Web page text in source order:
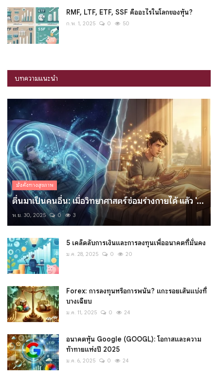
RMF, LTF, ETF, SSF คืออะไรในโลกของหุ้น?
ก.พ. 1, 2025 0 50
บทความแนะนำ
มั่งคั่งทางสุขภาพ
ตื่นมาเป็นคนอื่น: เมื่อวิทยาศาสตร์ซ่อมร่างกายได้ แล้ว '...
พ.ย. 30, 2025 0 3
5 เคล็ดลับการเงินและการลงทุนเพื่ออนาคตที่มั่นคง
ม.ค. 28, 2025 0 20
Forex: การลงทุนหรือการพนัน? แกะรอยเส้นแบ่งที่
บางเฉียบ
ม.ค. 11, 2025 0 24
อนาคตหุ้น Google (GOOGL): โอกาสและความ
ท้าทายแห่งปี 2025
ม.ค. 6, 2025 0 24